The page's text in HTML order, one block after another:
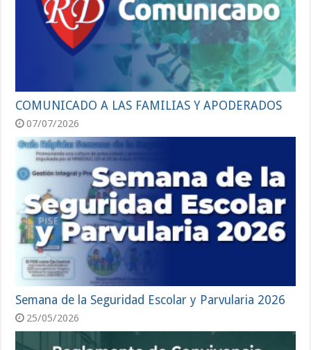
COMUNICADO A LAS FAMILIAS Y APODERADOS
07/07/2026
Semana de la Seguridad Escolar y Parvularia 2026
25/05/2026